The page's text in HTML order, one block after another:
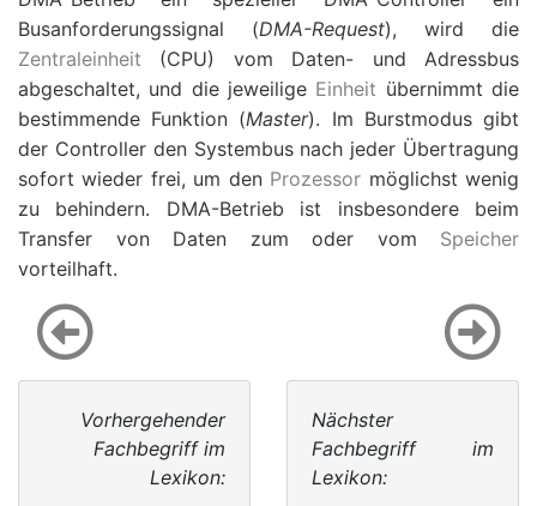
Busanforderungssignal (DMA-Request), wird die
Zentraleinheit (CPU) vom Daten- und Adressbus
abgeschaltet, und die jeweilige Einheit übernimmt die
bestimmende Funktion (Master). Im Burstmodus gibt
der Controller den Systembus nach jeder Übertragung
sofort wieder frei, um den Prozessor möglichst wenig
zu behindern. DMA-Betrieb ist insbesondere beim
Transfer von Daten zum oder vom Speicher
vorteilhaft.
Vorhergehender
Fachbegriff im
Lexikon:
Nächster
Fachbegriff im
Lexikon: